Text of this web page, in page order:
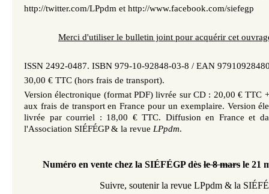
http://twitter.com/LPpdm et http://www.facebook.com/siefegp
Merci d'utiliser le bulletin joint pour acquérir cet
ISSN 2492-0487. ISBN 979-10-92848-03-8 / EAN
30,00 € TTC (hors frais de transport).
Version électronique (format PDF) livrée sur CD : 20,00 € TTC
aux frais de transport en France pour un exemplaire. Version
livrée par courriel : 18,00 € TTC. Diffusion en France et
l'Association SIÉFÉGP & la revue LPpdm.
Numéro en vente chez la SIÉFÉGP dès le 8 mars le 21
Suivre, soutenir la revue LPpdm & la